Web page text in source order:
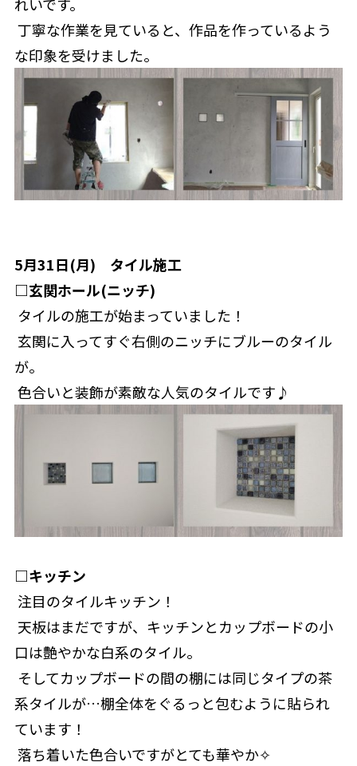
丁寧な作業を見ていると、作品を作っているよう
な印象を受けました。
5月31日(月)　タイル施工
□玄関ホール(ニッチ)
タイルの施工が始まっていました！
玄関に入ってすぐ右側のニッチにブルーのタイル
が。
色合いと装飾が素敵な人気のタイルです♪
□キッチン
注目のタイルキッチン！
天板はまだですが、キッチンとカップボードの小
口は艶やかな白系のタイル。
そしてカップボードの間の棚には同じタイプの茶
系タイルが…棚全体をぐるっと包むように貼られ
ています！
落ち着いた色合いですがとても華やか✧